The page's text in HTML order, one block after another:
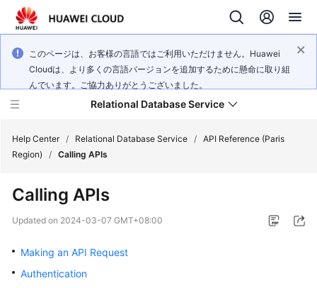
このページは、お客様の言語ではご利用いただけません。Huawei
Cloudは、より多くの言語バージョンを追加するために懸命に取り組
んでいます。ご協力ありがとうございました。
Relational Database Service
Service
Billing
Help Center / Relational Database Service / API Reference (Paris
Region)
/ Calling APIs
Calling APIs
Updated on 2024-03-07 GMT+08:00
Making an API Request
Authentication